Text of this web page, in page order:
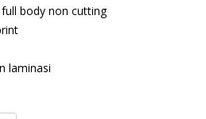
body non cutting
laminasi